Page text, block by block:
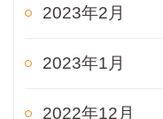
2023年2月
2023年1月
2022年12月